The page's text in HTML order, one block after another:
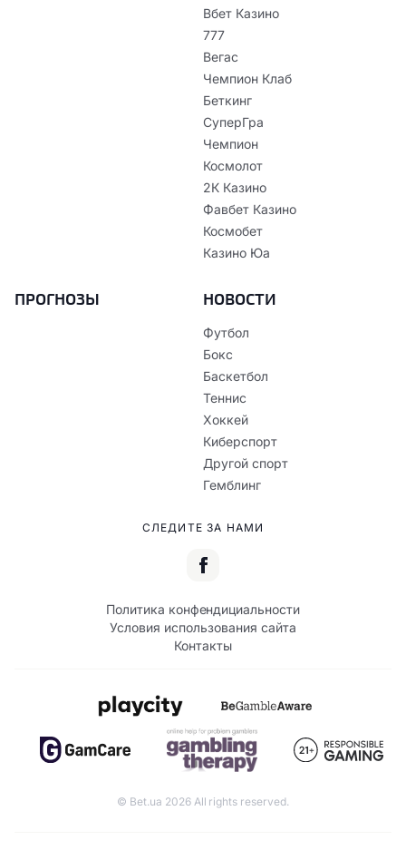
Вбет Казино
777
Вегас
Чемпион Клаб
Беткинг
СуперГра
Чемпион
Космолот
2К Казино
Фавбет Казино
Космобет
Казино Юа
ПРОГНОЗЫ НОВОСТИ
Футбол
Бокс
Баскетбол
Теннис
Хоккей
Киберспорт
Другой спорт
Гемблинг
СЛЕДИТЕ ЗА НАМИ
Политика конфендициальности
Условия использования сайта
Контакты
© Bet.ua 2026 All rights reserved.